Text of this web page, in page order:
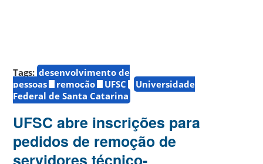
Tags: desenvolvimento de
pessoas
remoção UFSC
Universidade
Federal de Santa Catarina
UFSC abre inscrições para
pedidos de remoção de
servidores técnico-